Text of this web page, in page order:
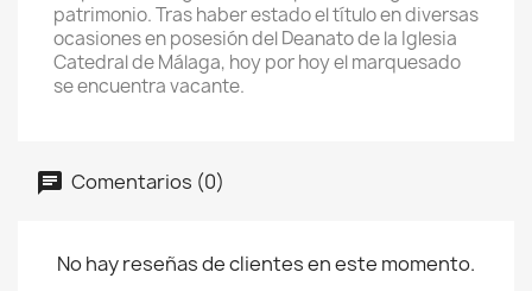
patrimonio. Tras haber estado el título en diversas
ocasiones en posesión del Deanato de la Iglesia
Catedral de Málaga, hoy por hoy el marquesado
se encuentra vacante.
Comentarios (0)
No hay reseñas de clientes en este momento.